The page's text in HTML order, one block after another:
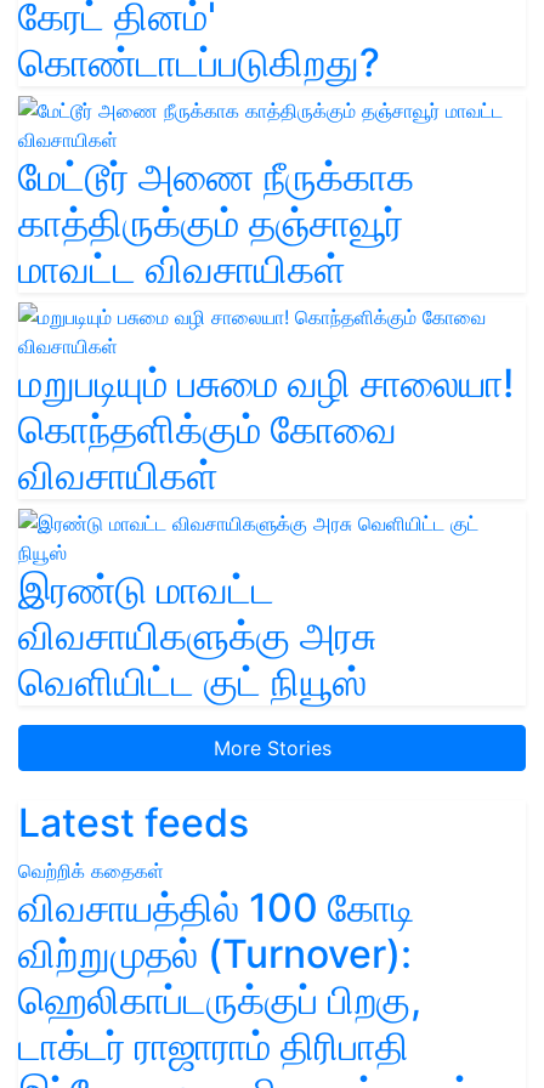
கேரட் தினம்'
கொண்டாடப்படுகிறது?
மேட்டூர் அணை நீருக்காக
காத்திருக்கும் தஞ்சாவூர்
மாவட்ட விவசாயிகள்
மறுபடியும் பசுமை வழி சாலையா!
கொந்தளிக்கும் கோவை
விவசாயிகள்
இரண்டு மாவட்ட
விவசாயிகளுக்கு அரசு
வெளியிட்ட குட் நியூஸ்
More Stories
Latest feeds
வெற்றிக் கதைகள்
விவசாயத்தில் 100 கோடி
விற்றுமுதல் (Turnover):
ஹெலிகாப்டருக்குப் பிறகு,
டாக்டர் ராஜாராம் திரிபாதி